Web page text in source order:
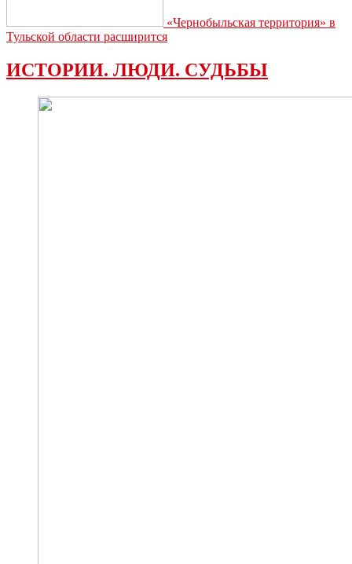
«Чернобыльская территория» в
Тульской области расширится
ИСТОРИИ. ЛЮДИ. СУДЬБЫ